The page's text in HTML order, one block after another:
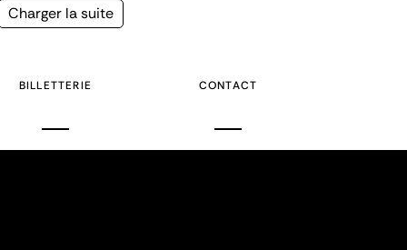
Page
Charger la suite
BILLETTERIE CONTACT